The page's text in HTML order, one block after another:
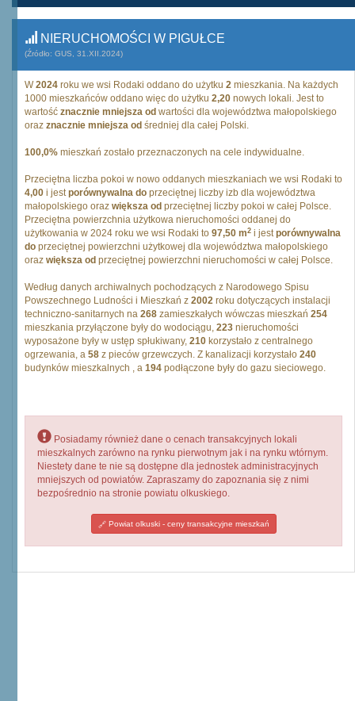
NIERUCHOMOŚCI W PIGUŁCE
(Źródło: GUS, 31.XII.2024)
W2024 roku we wsi Rodaki oddano do użytku 2 mieszkania. Na każdych
1000 mieszkańców oddano więc do użytku 2,20 nowych lokali. Jest to
wartość znacznie mniejsza od wartości dla województwa małopolskiego
oraz znacznie mniejsza od średniej dla całej Polski.
100,0% mieszkań zostało przeznaczonych na cele indywidualne.
Przeciętna liczba pokoi w nowo oddanych mieszkaniach we wsi Rodaki to
4,00 i jestporównywalna do przeciętnej liczby izb dla województwa
małopolskiego oraz większa od przeciętnej liczby pokoi w całej Polsce.
Przeciętna powierzchnia użytkowa nieruchomości oddanej do
użytkowania w 2024 roku we wsi Rodaki to 97,50 m2 i jestporównywalna
do przeciętnej powierzchni użytkowej dla województwa małopolskiego
oraz większa od przeciętnej powierzchni nieruchomości w całej Polsce.
Według danych archiwalnych pochodzących z Narodowego Spisu
Powszechnego Ludności i Mieszkań z 2002 roku dotyczących instalacji
techniczno-sanitarnych na 268 zamieszkałych wówczas mieszkań 254
mieszkania przyłączone były do wodociągu, 223 nieruchomości
wyposażone były w ustęp spłukiwany, 210 korzystało z centralnego
ogrzewania, a 58 z pieców grzewczych. Z kanalizacji korzystało 240
budynków mieszkalnych , a 194 podłączone były do gazu sieciowego.
Posiadamy również dane o cenach transakcyjnych lokali
mieszkalnych zarówno na rynku pierwotnym jak i na rynku wtórnym.
Niestety dane te nie są dostępne dla jednostek administracyjnych
mniejszych od powiatów. Zapraszamy do zapoznania się z nimi
bezpośrednio na stronie powiatu olkuskiego.
Powiat olkuski - ceny transakcyjne mieszkań